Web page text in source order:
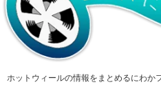
ホットウィールの情報をまとめるにわか